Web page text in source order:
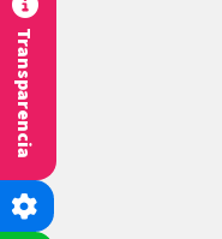
Transparencia